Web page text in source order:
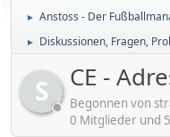
► Anstoss - Der
► Diskussionen, Fragen,
S CE -
Begonnen von
0 Mitglieder und